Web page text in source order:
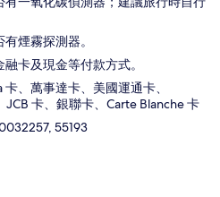
煙霧探測器。
卡及現金等付款方式。
、萬事達卡、美國運通卡、
JCB 卡、銀聯卡、Carte Blanche 卡
55193